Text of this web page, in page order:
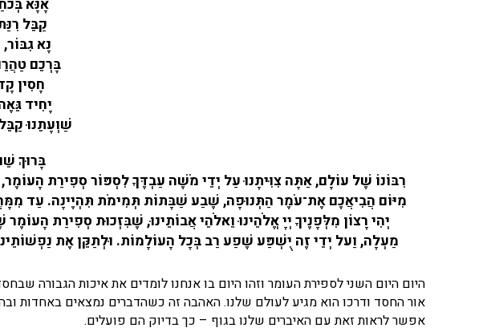
אָנָּא
קַבֵּל
נָא
בָּרְכֵם
חָסִין
יָחִיד
שַׁוְעָתֵנוּ
בָּרוּךְ
רִבּוֹנוֹ שֶׁל עוֹלָם, אַתָּה צִוִּיתָנוּ עַל יְדֵי מֹשֶׁה עַבְדֶּךָ לִסְפּוֹר סְפִירַת
מִיּוֹם הֲבִיאֲכֶם אֶת־עֹמֶר הַתְּנוּפָה, שֶׁבַע שַׁבָּתוֹת תְּמִימֹת תִּהְיֶינָה. עַד
יְהִי רָצוֹן מִלְּפָנֶיךָ יְיָ אֱלֹהֵינוּ וֵאלֹהֵי אֲבוֹתֵינוּ, שֶׁבִּזְכוּת סְפִירַת
מַעְלָה, וַעל יְדֵי זֶה יֻשְׁפַּע שֶׁפַע רַב בְּכָל הָעוֹלָמוֹת. וּלְתַקֵּן אֶת
היום היום השני לספירת העומר וזהו היום בו אנחנו לומדים את איכות הגבורה
אור החסד ודרכו הוא מגיע לעולם שלנו. האהבה זה כשהדברים נמצאים באחדות
אפשר לראות זאת עם האיברים שלנו בגוף – כך בדיוק הם פועלים.